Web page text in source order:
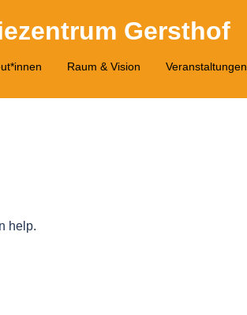
Gersthof
Raum & Vision Veranstaltungen
help.